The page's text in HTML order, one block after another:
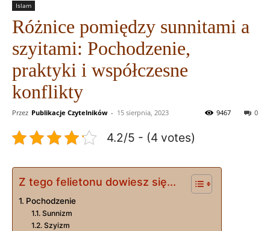
Islam
Różnice pomiędzy sunnitami a
szyitami: Pochodzenie,
praktyki i współczesne
konflikty
Przez Publikacje Czytelników - 15 sierpnia, 2023 0
9467
4.2/5 - (4 votes)
Z tego felietonu dowiesz się...
Pochodzenie
Sunnizm
Szyizm